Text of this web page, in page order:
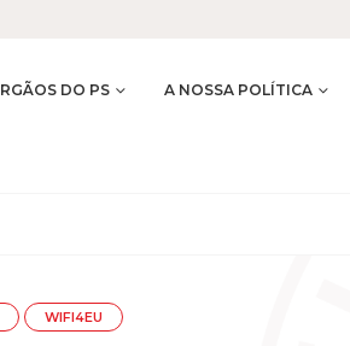
DO PS A NOSSA POLÍTICA
WIFI4EU